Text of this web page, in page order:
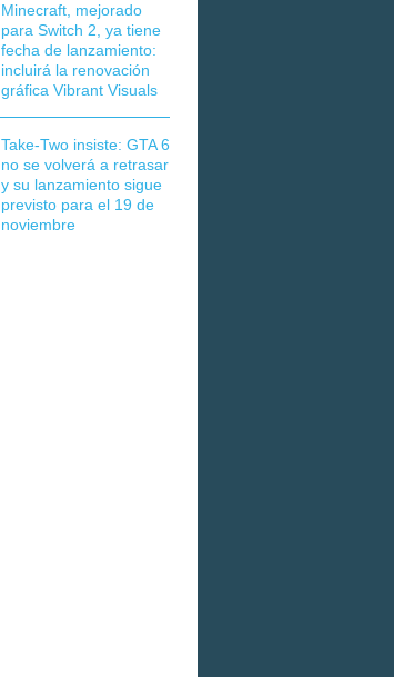
Minecraft, mejorado
para Switch 2, ya tiene
fecha de lanzamiento:
incluirá la renovación
gráfica Vibrant Visuals
Take-Two insiste: GTA 6
no se volverá a retrasar
y su lanzamiento sigue
previsto para el 19 de
noviembre